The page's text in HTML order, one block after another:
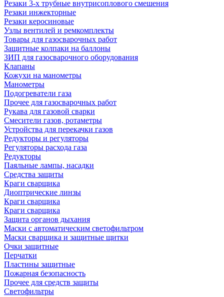
Резаки 3-х трубные внутрисоплового смешения
Резаки инжекторные
Резаки керосиновые
Узлы вентилей и ремкомплекты
Товары для газосварочных работ
Защитные колпаки на баллоны
ЗИП для газосварочного оборудования
Клапаны
Кожухи на манометры
Манометры
Подогреватели газа
Прочее для газосварочных работ
Рукава для газовой сварки
Смесители газов, ротаметры
Устройства для перекачки газов
Редукторы и регуляторы
Регуляторы расхода газа
Редукторы
Паяльные лампы, насадки
Средства защиты
Краги сварщика
Диоптрические линзы
Краги сварщика
Краги сварщика
Защита органов дыхания
Маски с автоматическим светофильтром
Маски сварщика и защитные щитки
Очки защитные
Перчатки
Пластины защитные
Пожарная безопасность
Прочее для средств защиты
Светофильтры